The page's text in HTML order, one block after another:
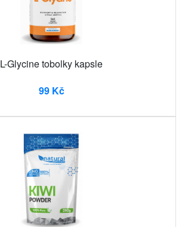
L-Glycine tobolky kapsle
99 Kč